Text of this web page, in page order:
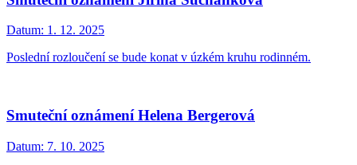
Datum: 1. 12. 2025
Poslední rozloučení se bude konat v úzkém kruhu rodinném.
Smuteční oznámení Helena Bergerová
Datum: 7. 10. 2025